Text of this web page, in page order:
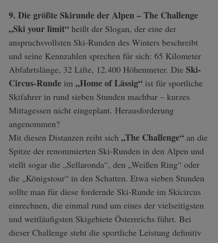
9. Die größte Skirunde der Alpen – The Challenge
„Ski your limit“heißt der Slogan, der eine der
anspruchsvollsten Ski-Runden des Winters beschreibt
und seine Kennzahlen sprechen für sich: 65 Kilometer
Abfahrtslänge, 32 Lifte, 12.400 Höhenmeter. Die Ski-
Circus-Rundeim „Home of Lässig“ist für sportliche
Skifahrer in rund sieben Stunden machbar – kurzes
Mittagessen nicht eingeplant. Herausforderung
angenommen?
Mit diesen Distanzen reiht sich „The Challenge“an die
Spitze der renommierten Ski-Runden in den Alpen und
stellt sogar die „Sellaronda“, den „Weißen Ring“ oder
die „Königstour“ in den Schatten. Etwa sieben Stunden
sollte man für diese fordernde Ski-Runde im Skicircus
einrechnen, die einmal rund um eines der vielseitigsten
und weitläufigsten Skigebiete Österreichs führt. Bei
dieser Challenge steht die sportliche Leistung definitiv
e
a
r
h
f
o